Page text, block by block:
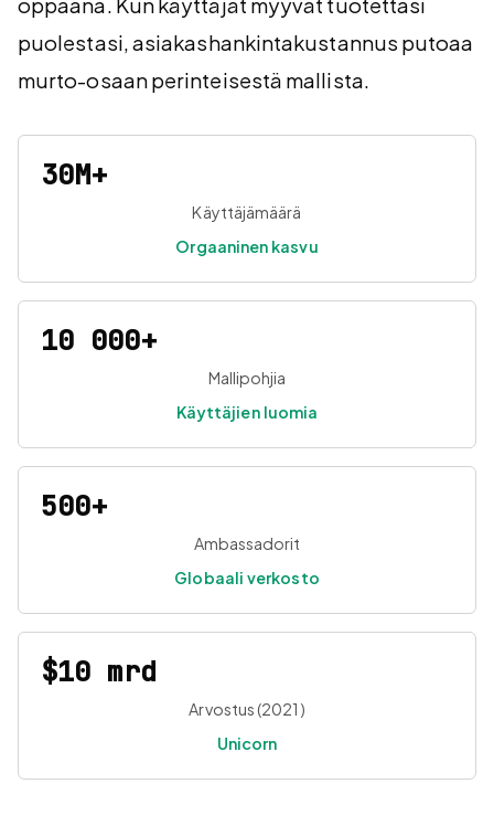
puolestasi, asiakashankintakustannus putoaa
murto-osaan perinteisestä mallista.
30M+
Käyttäjämäärä
Orgaaninen kasvu
10 000+
Mallipohjia
Käyttäjien luomia
500+
Ambassadorit
Globaali verkosto
$10 mrd
Arvostus (2021)
Unicorn